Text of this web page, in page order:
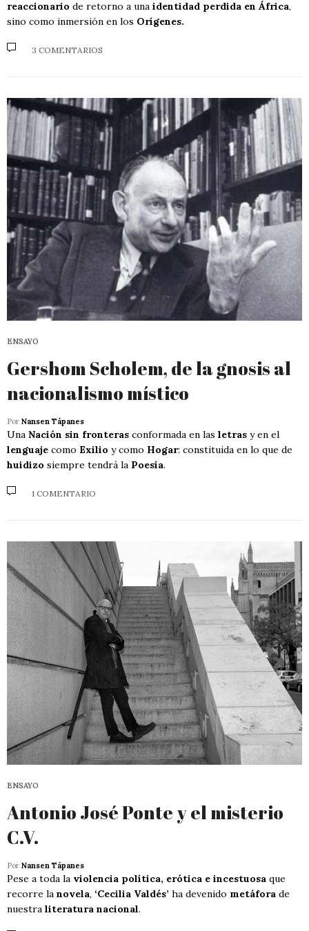
reaccionario de retorno a una identidad perdida en África,
sino como inmersión en los Orígenes.
3 COMENTARIOS
ENSAYO
Gershom Scholem, de la gnosis al
nacionalismo místico
Por Nansen Tápanes
Una Nación sin fronteras conformada en las letras y en el
lenguaje como Exilio y como Hogar: constituida en lo que de
huidizo siempre tendrá la Poesía.
1 COMENTARIO
ENSAYO
Antonio José Ponte y el misterio
C.V.
Por Nansen Tápanes
Pese a toda la violencia política, erótica e incestuosa que
recorre la novela, ‘Cecilia Valdés’ ha devenido metáfora de
nuestra literatura nacional.